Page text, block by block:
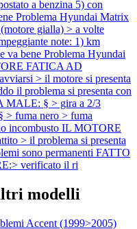
a benzina 5) con
Problema Hyundai Matrix
gialla) > a volte
note: 1) km
va bene Problema Hyundai
FATICA AD
> il motore si presenta
il problema si presenta con
MALE: § > gira a 2/3
fuma nero > fuma
incombusto IL MOTORE
> il problema si presenta
sono permanenti FATTO
verificato il ri
modelli
Accent (1999>2005)